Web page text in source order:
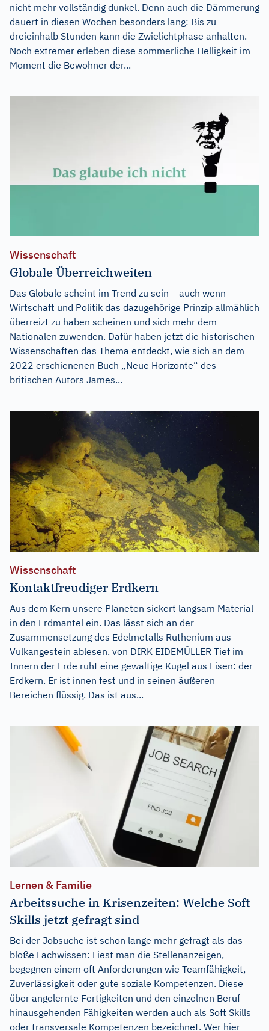
nicht mehr vollständig dunkel. Denn auch die Dämmerung
dauert in diesen Wochen besonders lang: Bis zu
dreieinhalb Stunden kann die Zwielichtphase anhalten.
Noch extremer erleben diese sommerliche Helligkeit im
Moment die Bewohner der...
Wissenschaft
Globale Überreichweiten
Das Globale scheint im Trend zu sein – auch wenn
Wirtschaft und Politik das dazugehörige Prinzip allmählich
überreizt zu haben scheinen und sich mehr dem
Nationalen zuwenden. Dafür haben jetzt die historischen
Wissenschaften das Thema entdeckt, wie sich an dem
2022 erschienenen Buch „Neue Horizonte“ des
britischen Autors James...
Wissenschaft
Kontaktfreudiger Erdkern
Aus dem Kern unsere Planeten sickert langsam Material
in den Erdmantel ein. Das lässt sich an der
Zusammensetzung des Edelmetalls Ruthenium aus
Vulkangestein ablesen. von DIRK EIDEMÜLLER Tief im
Innern der Erde ruht eine gewaltige Kugel aus Eisen: der
Erdkern. Er ist innen fest und in seinen äußeren
Bereichen flüssig. Das ist aus...
Lernen & Familie
Arbeitssuche in Krisenzeiten: Welche Soft
Skills jetzt gefragt sind
Bei der Jobsuche ist schon lange mehr gefragt als das
bloße Fachwissen: Liest man die Stellenanzeigen,
begegnen einem oft Anforderungen wie Teamfähigkeit,
Zuverlässigkeit oder gute soziale Kompetenzen. Diese
über angelernte Fertigkeiten und den einzelnen Beruf
hinausgehenden Fähigkeiten werden auch als Soft Skills
oder transversale Kompetenzen bezeichnet. Wer hier